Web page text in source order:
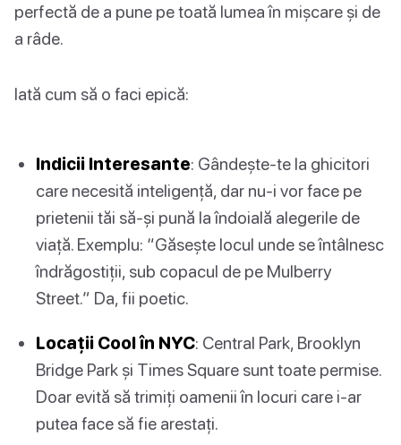
perfectă de a pune pe toată lumea în mișcare și de
a râde.
Iată cum să o faci epică:
Indicii Interesante: Gândește-te la ghicitori
care necesită inteligență, dar nu-i vor face pe
prietenii tăi să-și pună la îndoială alegerile de
viață. Exemplu: “Găsește locul unde se întâlnesc
îndrăgostiții, sub copacul de pe Mulberry
Street.” Da, fii poetic.
Locații Cool în NYC: Central Park, Brooklyn
Bridge Park și Times Square sunt toate permise.
Doar evită să trimiți oamenii în locuri care i-ar
putea face să fie arestați.